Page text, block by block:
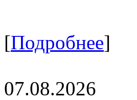
[Подробнее]
07.08.2026